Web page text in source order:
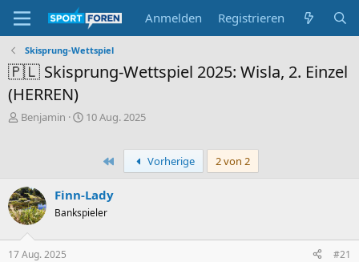
Anmelden Registrieren
Skisprung-Wettspiel
🇵🇱 Skisprung-Wettspiel 2025: Wisla, 2. Einzel
(HERREN)
E
l
l
e
Benjamin
E
l
l
t
10 Aug. 2025
Erste Vorherige 2 von 2
Finn-Lady
Bankspieler
17 Aug. 2025 #21